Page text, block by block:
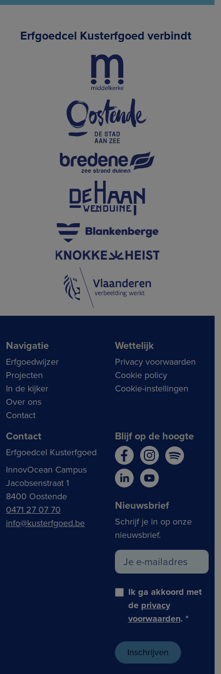
Erfgoedcel Kusterfgoed verbindt
Navigatie
Erfgoedwijzer
Projecten
In de kijker
Over ons
Contact
Wettelijk
Privacy voorwaarden
Cookie policy
Cookie-instellingen
Contact
Erfgoedcel Kusterfgoed
InnovOcean Campus
Jacobsenstraat 1
8400 Oostende
0471 27 07 70
info@kusterfgoed.be
Blijf op de hoogte
Nieuwsbrief
Schrijf je in op onze
nieuwsbrief.
Ik ga akkoord met
de privacy
voorwaarden. *